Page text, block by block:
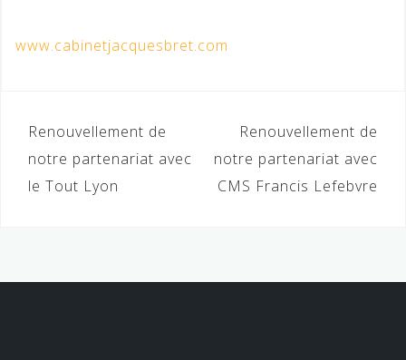
www.cabinetjacquesbret.com
Navigation
de
l’article
Renouvellement de
notre partenariat avec
le Tout Lyon
Renouvellement de
notre partenariat avec
CMS Francis Lefebvre